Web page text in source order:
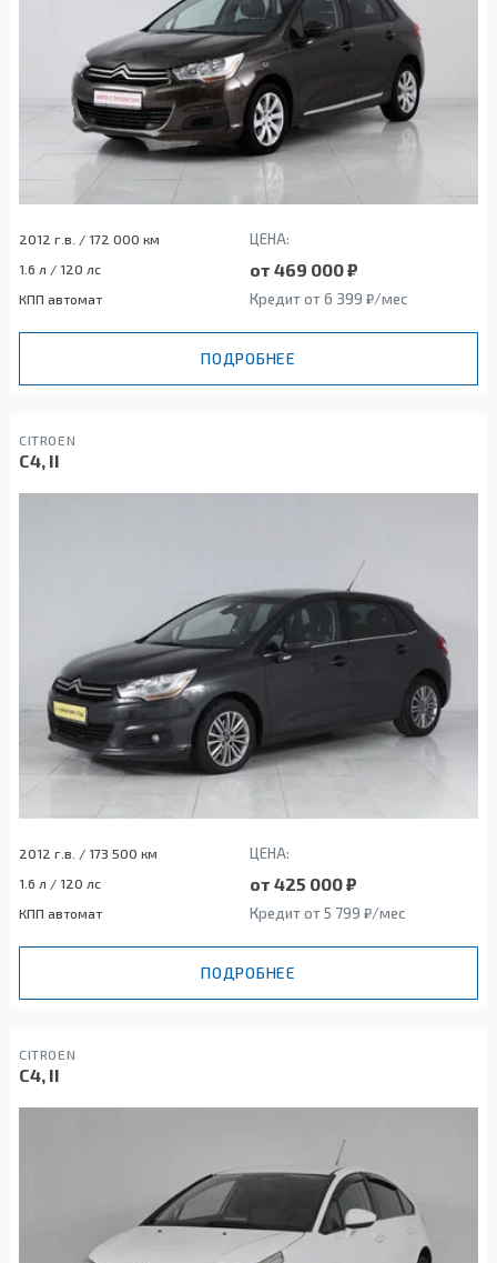
2012 г.в. / 172 000 км ЦЕНА:
1.6 л / 120 лс от 469 000 ₽
КПП автомат Кредит от 6 399 ₽/мес
ПОДРОБНЕЕ
CITROEN
C4, II
2012 г.в. / 173 500 км ЦЕНА:
1.6 л / 120 лс от 425 000 ₽
КПП автомат Кредит от 5 799 ₽/мес
ПОДРОБНЕЕ
CITROEN
C4, II